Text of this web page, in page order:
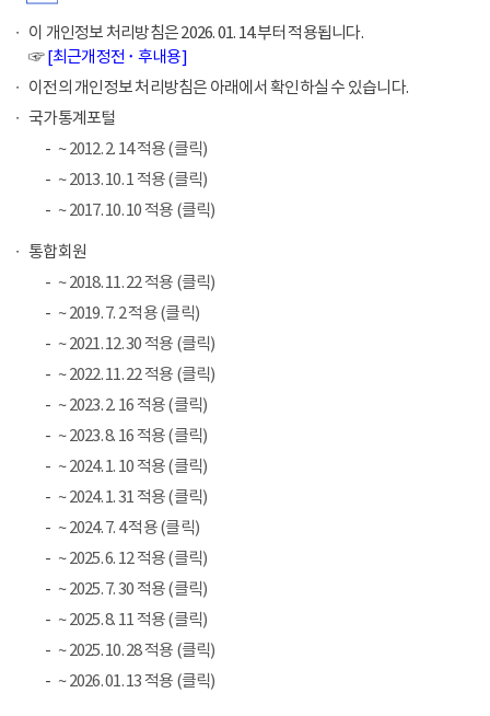
이 개인정보 처리방침은 2026. 01. 14.부터 적용됩니다.
☞[최근개정전 ･ 후내용]
이전의 개인정보 처리방침은 아래에서 확인하실 수 있습니다.
국가통계포털
~ 2012. 2. 14 적용 (클릭)
~ 2013. 10. 1 적용 (클릭)
~ 2017. 10. 10 적용 (클릭)
통합회원
~ 2018. 11. 22 적용 (클릭)
~ 2019. 7. 2 적용 (클릭)
~ 2021. 12. 30 적용 (클릭)
~ 2022. 11. 22 적용 (클릭)
~ 2023. 2. 16 적용 (클릭)
~ 2023. 8. 16 적용 (클릭)
~ 2024. 1. 10 적용 (클릭)
~ 2024. 1. 31 적용 (클릭)
~ 2024. 7. 4 적용 (클릭)
~ 2025. 6. 12 적용 (클릭)
~ 2025. 7. 30 적용 (클릭)
~ 2025. 8. 11 적용 (클릭)
~ 2025. 10. 28 적용 (클릭)
~ 2026. 01. 13 적용 (클릭)